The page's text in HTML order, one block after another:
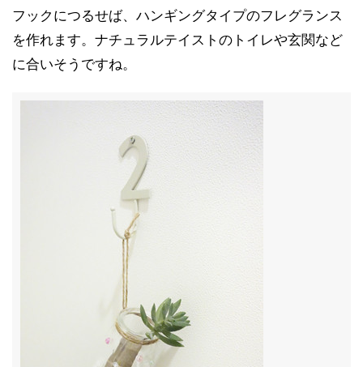
フックにつるせば、ハンギングタイプのフレグランス
を作れます。ナチュラルテイストのトイレや玄関など
に合いそうですね。